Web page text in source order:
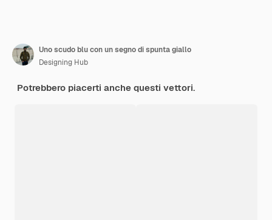
Uno scudo blu con un segno di spunta giallo
Designing Hub
Potrebbero piacerti anche questi vettori.